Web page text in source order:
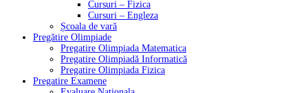
Cursuri – Fizica
Cursuri – Engleza
Școala de vară
Pregătire Olimpiade
Pregatire Olimpiada Matematica
Pregatire Olimpiadă Informatică
Pregatire Olimpiada Fizica
Pregatire Examene